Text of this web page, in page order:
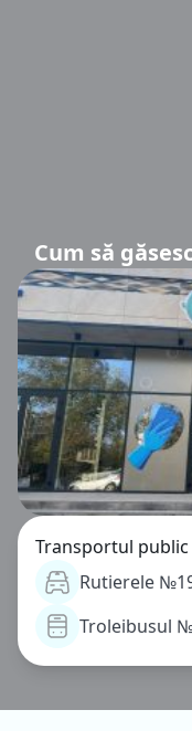
Cum să
Transportul
Rutierele
Troleibusul